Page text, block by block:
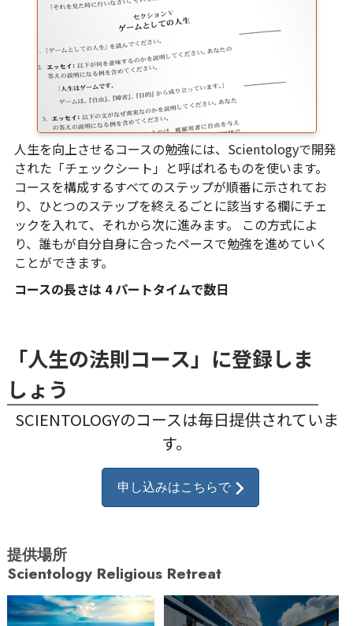
人生を向上させるコースの勉強には、Scientologyで開発
された「チェックシート」と呼ばれるものを使います。
コースを構成するすべてのステップが順番に示されてお
り、ひとつのステップを終えるごとに該当する欄にチェ
ックを入れて、それから次に進みます。 この方式によ
り、誰もが自分自身に合ったペースで勉強を進めていく
ことができます。
コースの長さは 4 パートタイムで数日
「人生の法則コース」に登録しま
しょう
SCIENTOLOGYのコースは毎日提供されていま
す。
申し込みはこちらで
提供場所
Scientology Religious Retreat